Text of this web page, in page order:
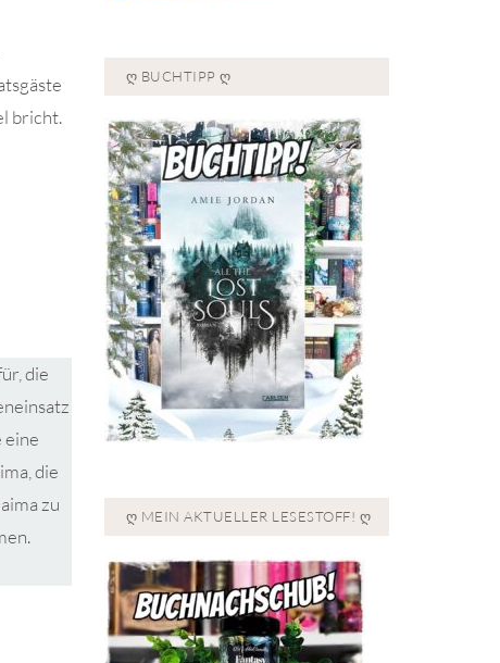
bricht.
die
eine
die
zu
Ღ BUCHTIPP Ღ
Ღ MEIN AKTUELLER LESESTOFF! Ღ